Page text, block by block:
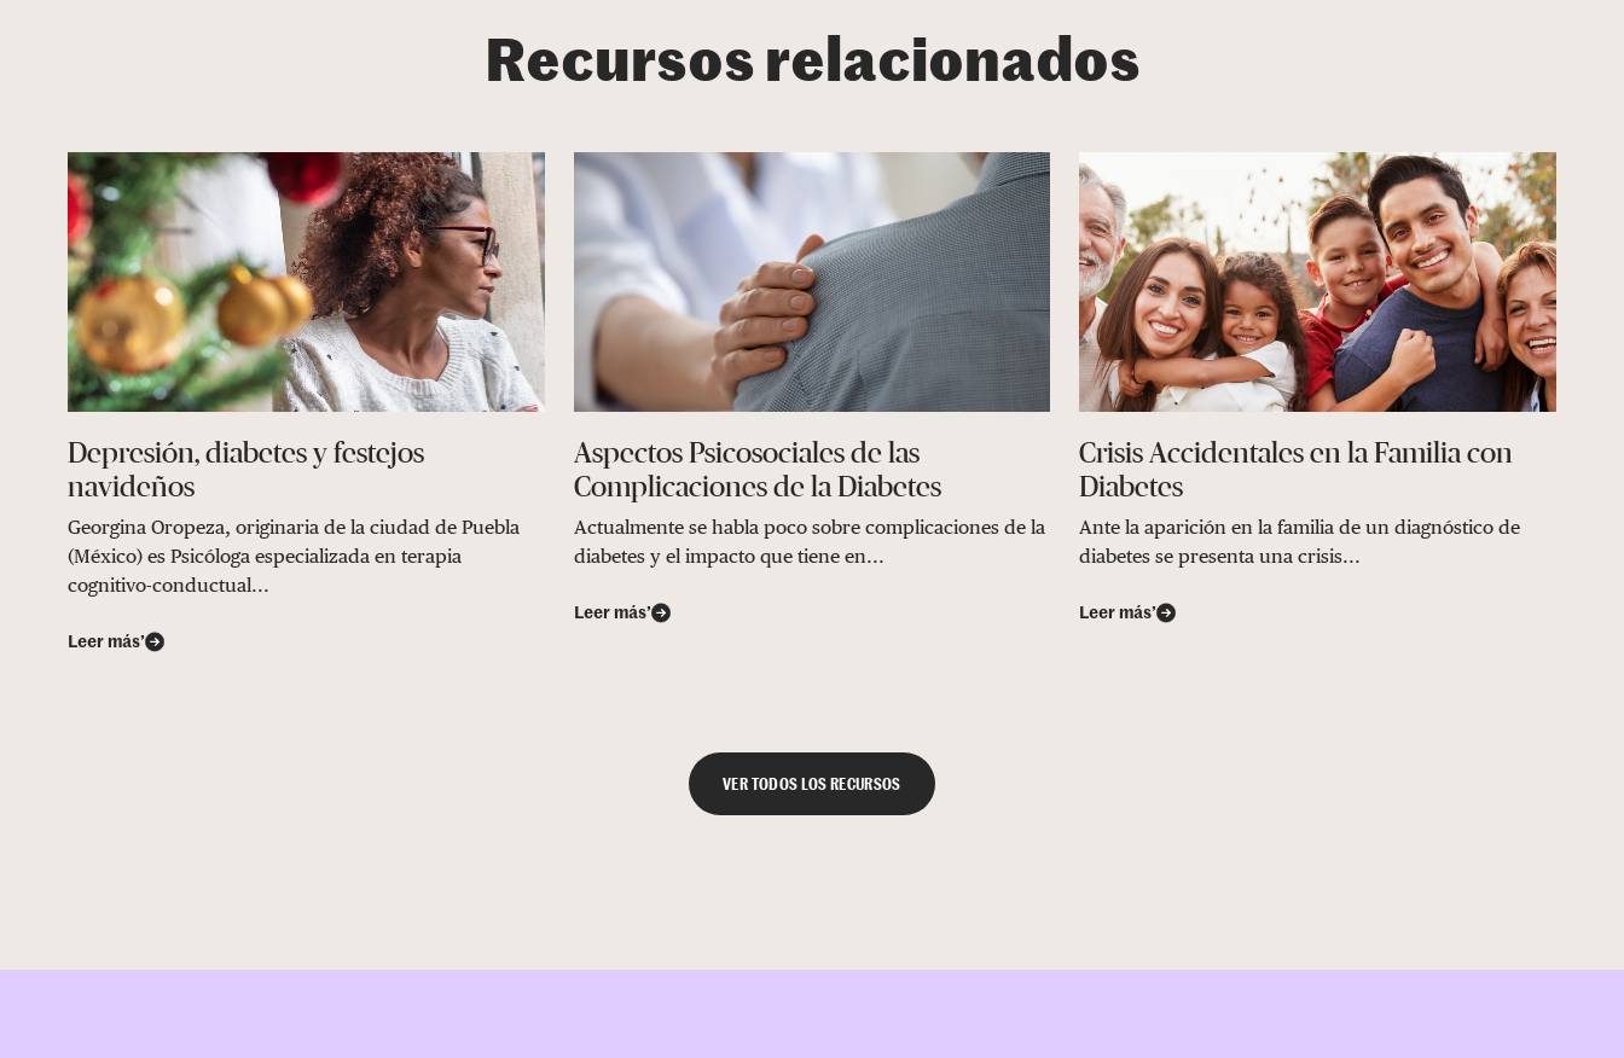
Recursos relacionados
Depresión, diabetes y festejos
navideños
Georgina Oropeza, originaria de la ciudad de Puebla
(México) es Psicóloga especializada en terapia
cognitivo-conductual...
Leer más’
Aspectos Psicosociales de las
Complicaciones de la Diabetes
Actualmente se habla poco sobre complicaciones de la
diabetes y el impacto que tiene en...
Leer más’
Crisis Accidentales en la Familia con
Diabetes
Ante la aparición en la familia de un diagnóstico de
diabetes se presenta una crisis...
Leer más’
VER TODOS LOS RECURSOS